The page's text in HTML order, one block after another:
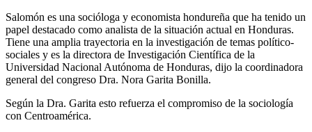
Salomón es una socióloga y economista hondureña que ha tenido un
papel destacado como analista de la situación actual en Honduras.
Tiene una amplia trayectoria en la investigación de temas político-
sociales y es la directora de Investigación Científica de la
Universidad Nacional Autónoma de Honduras, dijo la coordinadora
general del congreso Dra. Nora Garita Bonilla.
Según la Dra. Garita esto refuerza el compromiso de la sociología
con Centroamérica.